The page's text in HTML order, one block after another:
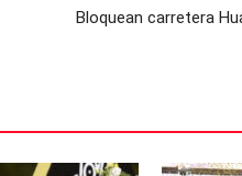
Bloquean carretera